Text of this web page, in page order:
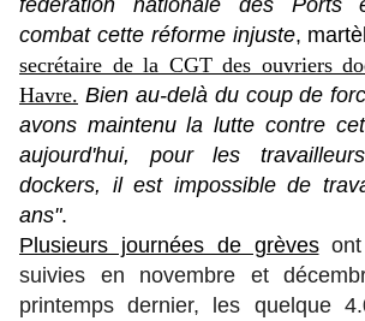
combat cette réforme injuste,
secrétaire de la CGT des ouvriers
Havre. Bien au-delà du coup de
avons maintenu la lutte contre
aujourd'hui, pour les
dockers, il est impossible de
ans".
Plusieurs journées de grèvesont
suivies en novembre et
printemps dernier, les quelque